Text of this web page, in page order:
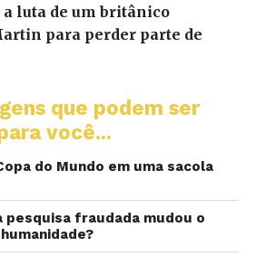
a luta de um britânico
para perder parte de
que podem ser
você...
do Mundo em uma sacola
pesquisa fraudada mudou o